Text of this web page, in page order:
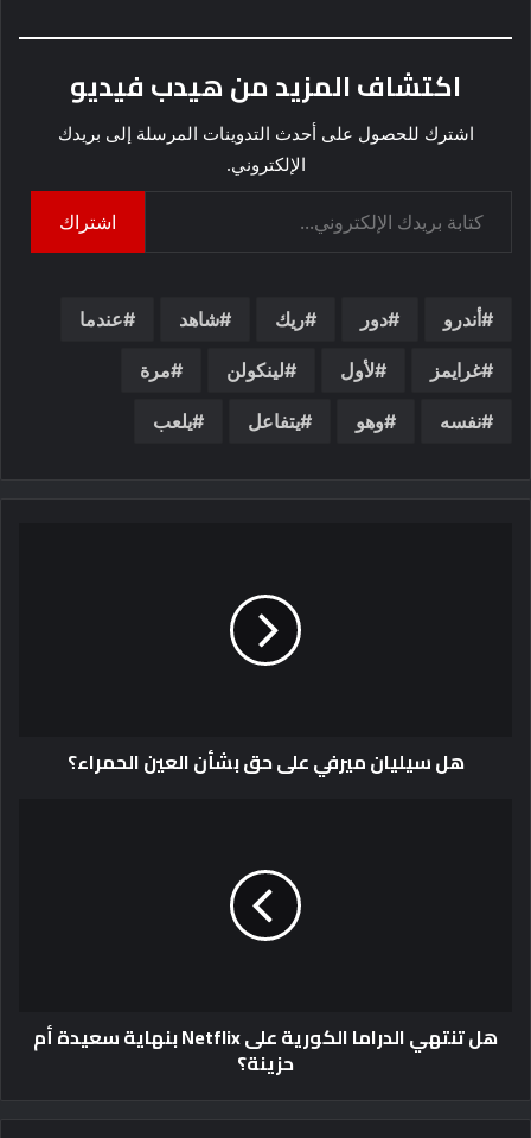
اكتشاف المزيد من هيدب فيديو
اشترك للحصول على أحدث التدوينات المرسلة إلى بريدك
الإلكتروني.
اشتراك
أندرو دور ريك شاهد عندما
غرايمز لأول لينكولن مرة
نفسه وهو يتفاعل يلعب
هل سيليان ميرفي على حق بشأن العين الحمراء؟
هل تنتهي الدراما الكورية على Netflix بنهاية سعيدة أم
حزينة؟